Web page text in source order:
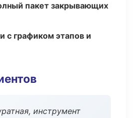
пакет закрывающих
с графиком этапов и
инструмент